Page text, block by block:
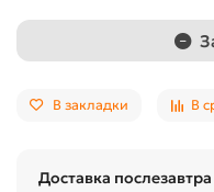
В закладки В
Доставка